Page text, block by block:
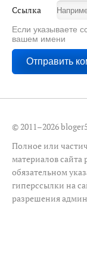
Ссылка
Если указываете
вашем имени
© 2011–2026
Полное или
материалов сайта
обязательном
гиперссылки на
разрешения